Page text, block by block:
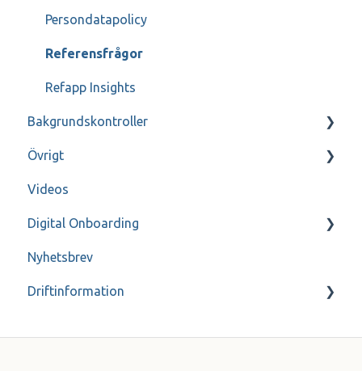
Greenhouse
ReachMee
Visma Recruit
Varbi
SmartRecruiters
Webcruiter
Higher
Intelliplan
Internationell ATS
Enbart för administratörer - SSO
Persondatapolicy
Referensfrågor
Refapp Insights
Bakgrundskontroller
FAQ
Övrigt
Genomgång
Kontakt
Inspelade Webinar
Videos
Digital Onboarding
För administratörer
Nyhetsbrev
Driftinformation